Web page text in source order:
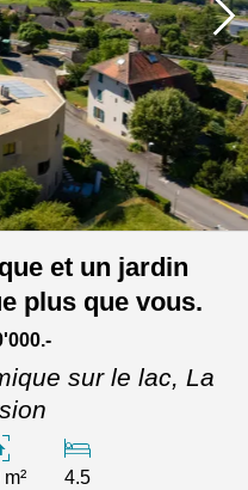
et un jardin
plus que vous.
sur le lac, La
4.5